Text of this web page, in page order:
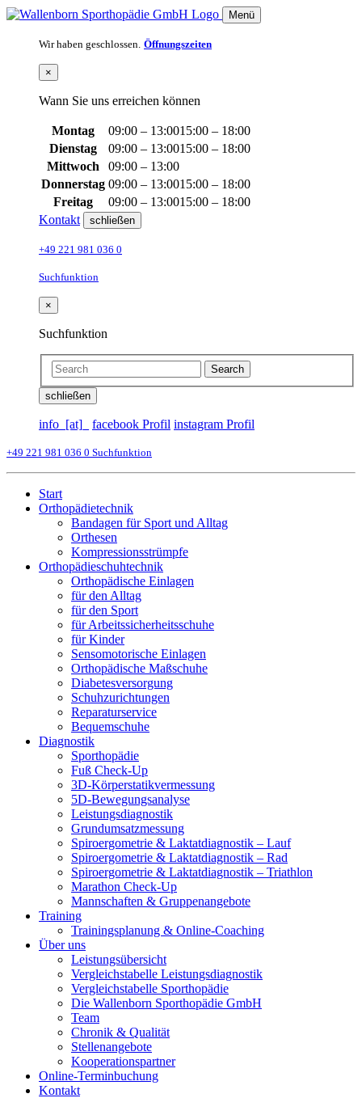
Menü
Wir haben geschlossen. Öffnungszeiten
×
Wann Sie uns erreichen können
Montag 09:00 – 13:0015:00 – 18:00
Dienstag
09:00 – 13:0015:00 – 18:00
Mittwoch
09:00 – 13:00
Donnerstag 09:00 – 13:0015:00 – 18:00
Freitag
09:00 – 13:0015:00 – 18:00
Kontakt
schließen
+49 221 981 036 0
Suchfunktion
×
Suchfunktion
Search
schließen
info_[at]_ facebook Profil instagram Profil
+49 221 981 036 0 Suchfunktion
Start
Orthopädietechnik
Bandagen für Sport und Alltag
Orthesen
Kompressionsstrümpfe
Orthopädieschuhtechnik
Orthopädische Einlagen
für den Alltag
für den Sport
für Arbeitssicherheitsschuhe
für Kinder
Sensomotorische Einlagen
Orthopädische Maßschuhe
Diabetesversorgung
Schuhzurichtungen
Reparaturservice
Bequemschuhe
Diagnostik
Sporthopädie
Fuß Check-Up
3D-Körperstatikvermessung
5D-Bewegungsanalyse
Leistungsdiagnostik
Grundumsatzmessung
Spiroergometrie & Laktatdiagnostik – Lauf
Spiroergometrie & Laktatdiagnostik – Rad
Spiroergometrie & Laktatdiagnostik – Triathlon
Marathon Check-Up
Mannschaften & Gruppenangebote
Training
Trainingsplanung & Online-Coaching
Über uns
Leistungsübersicht
Vergleichstabelle Leistungsdiagnostik
Vergleichstabelle Sporthopädie
Die Wallenborn Sporthopädie GmbH
Team
Chronik & Qualität
Stellenangebote
Kooperationspartner
Online-Terminbuchung
Kontakt